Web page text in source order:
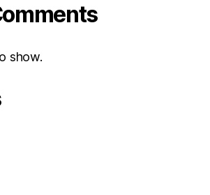
show.